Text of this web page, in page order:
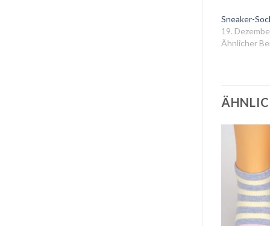
Sneaker-
19.
Ähnlicher